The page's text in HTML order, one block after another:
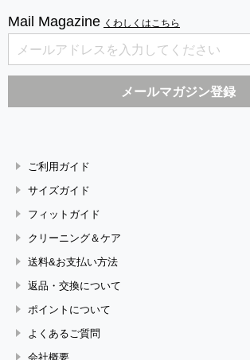
Mail Magazine くわしくはこちら
ご利用ガイド
サイズガイド
フィットガイド
クリーニング＆ケア
送料&お支払い方法
返品・交換について
ポイントについて
よくあるご質問
会社概要